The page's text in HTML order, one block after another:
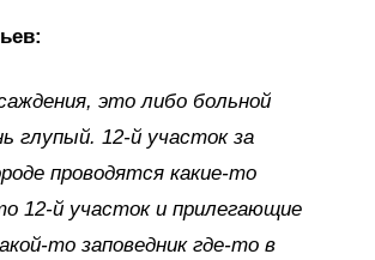
это либо больной
глупый. 12-й участок за
проводятся какие-то
12-й участок и прилегающие
то заповедник где-то в